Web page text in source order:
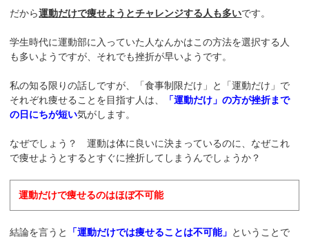
だから運動だけで痩せようとチャレンジする人も多いです。
学生時代に運動部に入っていた人なんかはこの方法を選択する人
も多いようですが、それでも挫折が早いようです。
私の知る限りの話しですが、「食事制限だけ」と「運動だけ」で
それぞれ痩せることを目指す人は、
「運動だけ」の方が挫折まで
の日にちが短い気がします。
なぜでしょう？ 運動は体に良いに決まっているのに、なぜこれ
で痩せようとするとすぐに挫折してしまうんでしょうか？
運動だけで痩せるのはほぼ不可能
結論を言うと 「運動だけでは痩せることは不可能」 ということで